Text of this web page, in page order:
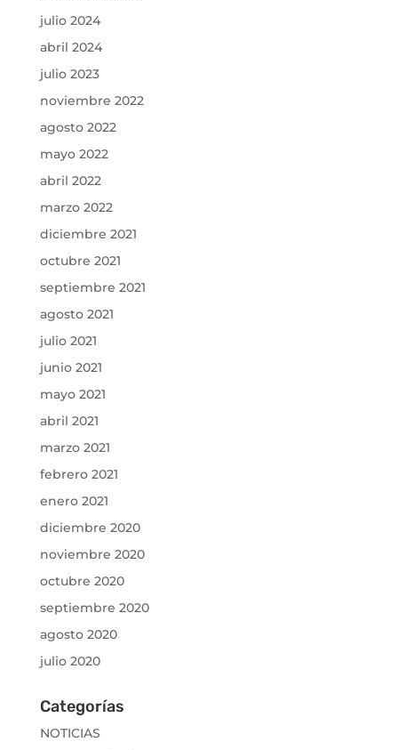
julio 2024
abril 2024
julio 2023
noviembre 2022
agosto 2022
mayo 2022
abril 2022
marzo 2022
diciembre 2021
octubre 2021
septiembre 2021
agosto 2021
julio 2021
junio 2021
mayo 2021
abril 2021
marzo 2021
febrero 2021
enero 2021
diciembre 2020
noviembre 2020
octubre 2020
septiembre 2020
agosto 2020
julio 2020
Categorías
NOTICIAS